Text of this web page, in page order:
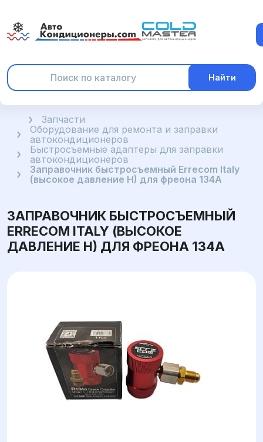
Найти
ГлавнаяЗапчасти
Оборудование для ремонта и заправки
автокондиционеров
Быстросъемные адаптеры для заправки
автокондиционеров
Заправочник быстросъемный Errecom Italy
(высокое давление H) для фреона 134A
ЗАПРАВОЧНИК БЫСТРОСЪЕМНЫЙ
ERRECOM ITALY (ВЫСОКОЕ
ДАВЛЕНИЕ H) ДЛЯ ФРЕОНА 134A